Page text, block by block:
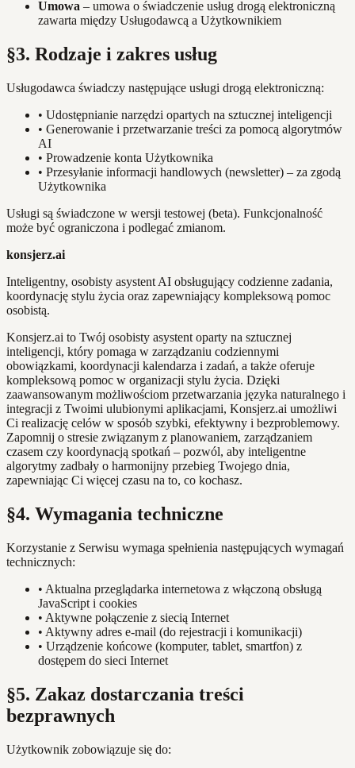
Umowa – umowa o świadczenie usług drogą elektroniczną
zawarta między Usługodawcą a Użytkownikiem
§3. Rodzaje i zakres usług
Usługodawca świadczy następujące usługi drogą elektroniczną:
• Udostępnianie narzędzi opartych na sztucznej inteligencji
• Generowanie i przetwarzanie treści za pomocą algorytmów
AI
• Prowadzenie konta Użytkownika
• Przesyłanie informacji handlowych (newsletter) – za zgodą
Użytkownika
Usługi są świadczone w wersji testowej (beta). Funkcjonalność
może być ograniczona i podlegać zmianom.
konsjerz.ai
Inteligentny, osobisty asystent AI obsługujący codzienne zadania,
koordynację stylu życia oraz zapewniający kompleksową pomoc
osobistą.
Konsjerz.ai to Twój osobisty asystent oparty na sztucznej
inteligencji, który pomaga w zarządzaniu codziennymi
obowiązkami, koordynacji kalendarza i zadań, a także oferuje
kompleksową pomoc w organizacji stylu życia. Dzięki
zaawansowanym możliwościom przetwarzania języka naturalnego i
integracji z Twoimi ulubionymi aplikacjami, Konsjerz.ai umożliwi
Ci realizację celów w sposób szybki, efektywny i bezproblemowy.
Zapomnij o stresie związanym z planowaniem, zarządzaniem
czasem czy koordynacją spotkań – pozwól, aby inteligentne
algorytmy zadbały o harmonijny przebieg Twojego dnia,
zapewniając Ci więcej czasu na to, co kochasz.
§4. Wymagania techniczne
Korzystanie z Serwisu wymaga spełnienia następujących wymagań
technicznych:
• Aktualna przeglądarka internetowa z włączoną obsługą
JavaScript i cookies
• Aktywne połączenie z siecią Internet
• Aktywny adres e-mail (do rejestracji i komunikacji)
• Urządzenie końcowe (komputer, tablet, smartfon) z
dostępem do sieci Internet
§5. Zakaz dostarczania treści
bezprawnych
Użytkownik zobowiązuje się do: